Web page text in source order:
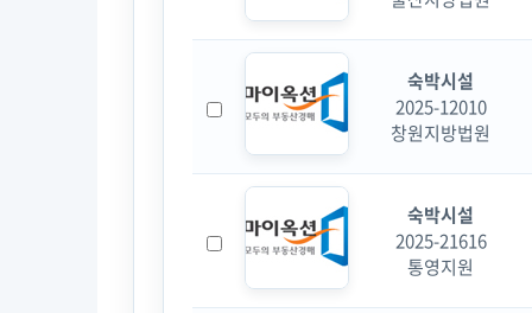
숙박시설
2025-12010
창원지방법원
숙박시설
2025-21616
통영지원